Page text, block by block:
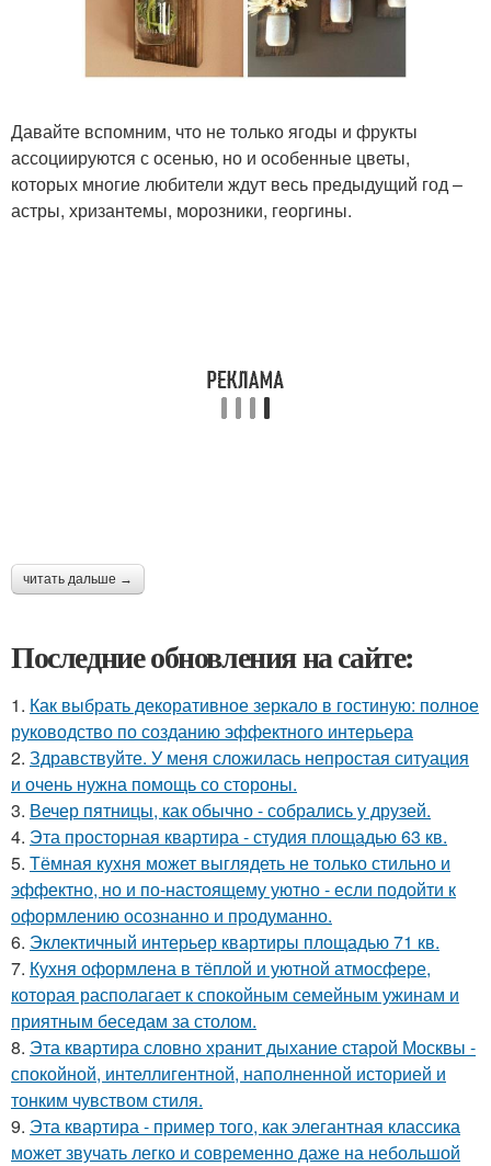
Давайте вспомним, что не только ягоды и фрукты
ассоциируются с осенью, но и особенные цветы,
которых многие любители ждут весь предыдущий год –
астры, хризантемы, морозники, георгины.
читать дальше →
Последние обновления на сайте:
1. Как выбрать декоративное зеркало в гостиную: полное
руководство по созданию эффектного интерьера
2. Здравствуйте. У меня сложилась непростая ситуация
и очень нужна помощь со стороны.
3. Вечер пятницы, как обычно - собрались у друзей.
4. Эта просторная квартира - студия площадью 63 кв.
5. Тёмная кухня может выглядеть не только стильно и
эффектно, но и по-настоящему уютно - если подойти к
оформлению осознанно и продуманно.
6. Эклектичный интерьер квартиры площадью 71 кв.
7. Кухня оформлена в тёплой и уютной атмосфере,
которая располагает к спокойным семейным ужинам и
приятным беседам за столом.
8. Эта квартира словно хранит дыхание старой Москвы -
спокойной, интеллигентной, наполненной историей и
тонким чувством стиля.
9. Эта квартира - пример того, как элегантная классика
может звучать легко и современно даже на небольшой